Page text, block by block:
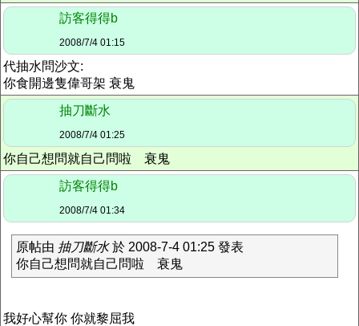
訪客得得b
2008/7/4 01:15
代抽水問沙文:
你食開邊隻偉哥架 衰鬼
抽刀斷水
2008/7/4 01:25
你自己想問就自己問啦 衰鬼
訪客得得b
2008/7/4 01:34
原帖由 抽刀斷水於 2008-7-4 01:25 發表
你自己想問就自己問啦 衰鬼
我好心幫你 你就黎屈我